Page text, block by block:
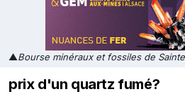
▲Bourse minéraux et fossiles de
prix d'un quartz fumé?